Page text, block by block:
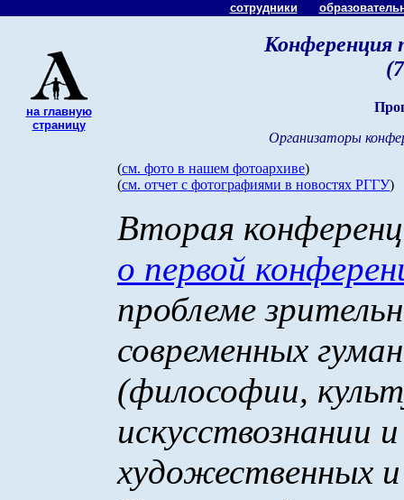
сотрудники
на главную
страницу
Конференция
Организаторы
(см. фото в нашем фотоархиве)
(см. отчет с фотографиями в новостях РГГУ)
Вторая
о первой
проблеме
современных
(философии,
искусствознании
художественных